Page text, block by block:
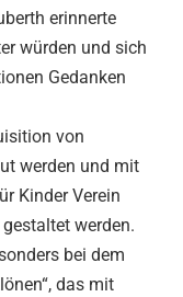
erinnerte
würden und sich
Gedanken
von
werden und mit
Kinder Verein
werden.
bei dem
das mit